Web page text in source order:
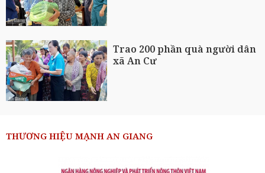
Trao 200 phần quà người dân
xã An Cư
THƯƠNG HIỆU MẠNH AN GIANG